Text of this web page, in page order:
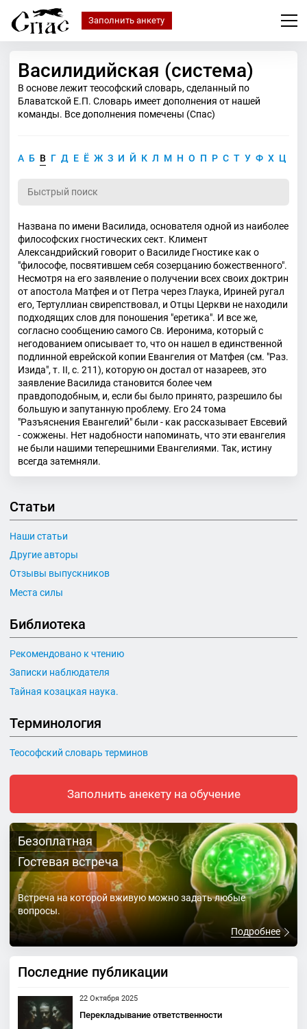
Заполнить анкету
Василидийская (система)
В основе лежит теософский словарь, сделанный по
Блаватской Е.П. Словарь имеет дополнения от нашей
команды. Все дополнения помечены (Спас)
А Б В Г Д Е Ё Ж З И Й К Л М Н О П Р С Т У Ф Х Ц
Названа по имени Василида, основателя одной из наиболее
философских гностических сект. Климент
Александрийский говорит о Василиде Гностике как о
"философе, посвятившем себя созерцанию божественного".
Несмотря на его заявление о получении всех своих доктрин
от апостола Матфея и от Петра через Глаука, Ириней ругал
его, Тертуллиан свирепствовал, и Отцы Церкви не находили
подходящих слов для поношения "еретика". И все же,
согласно сообщению самого Св. Иеронима, который с
негодованием описывает то, что он нашел в единственной
подлинной еврейской копии Евангелия от Матфея (см. "Раз.
Изида", т. II, с. 211), которую он достал от назареев, это
заявление Василида становится более чем
правдоподобным, и, если бы было принято, разрешило бы
большую и запутанную проблему. Его 24 тома
"Разъяснения Евангелий" были - как рассказывает Евсевий
- сожжены. Нет надобности напоминать, что эти евангелия
не были нашими теперешними Евангелиями. Так, истину
всегда затемняли.
Статьи
Наши статьи
Другие авторы
Отзывы выпускников
Места силы
Библиотека
Рекомендовано к чтению
Записки наблюдателя
Тайная козацкая наука.
Терминология
Теософский словарь терминов
Заполнить анекету на обучение
Безоплатная
Гостевая встреча
Встреча на которой вживую можно задать любые
вопросы.
Подробнее
Последние публикации
22 Октября 2025
Перекладывание ответственности